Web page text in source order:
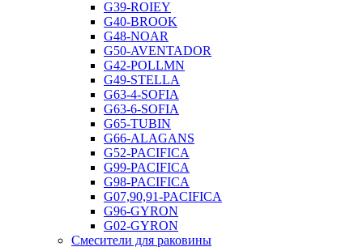
G39-ROIEY
G40-BROOK
G48-NOAR
G50-AVENTADOR
G42-POLLMN
G49-STELLA
G63-4-SOFIA
G63-6-SOFIA
G65-TUBIN
G66-ALAGANS
G52-PACIFICA
G99-PACIFICA
G98-PACIFICA
G07,90,91-PACIFICA
G96-GYRON
G02-GYRON
Смесители для раковины